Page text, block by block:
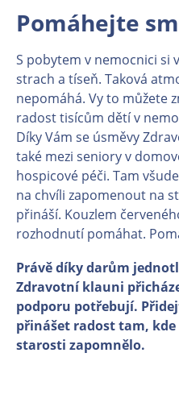
Pomáhejte
S pobytem v nemocnici si
strach a tíseň. Taková
nepomáhá. Vy to můžete
radost tisícům dětí v
Díky Vám se úsměvy
také mezi seniory v
hospicové péči. Tam
na chvíli zapomenout na
přináší. Kouzlem
rozhodnutí pomáhat.
Právě díky darům
Zdravotní klauni
podporu potřebují.
přinášet radost tam, kde
starosti zapomnělo.